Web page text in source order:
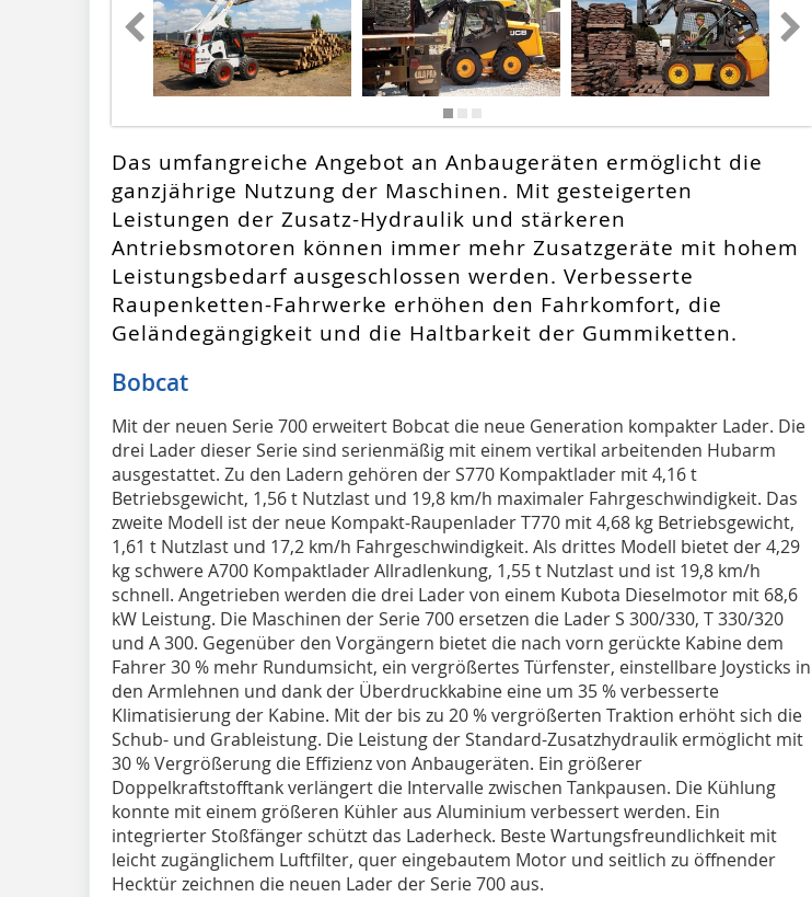
Das umfangreiche Angebot an Anbaugeräten ermöglicht die
ganzjährige Nutzung der Maschinen. Mit gesteigerten
Leistungen der Zusatz-Hydraulik und stärkeren
Antriebsmotoren können immer mehr Zusatzgeräte mit hohem
Leistungsbedarf ausgeschlossen werden. Verbesserte
Raupenketten-Fahrwerke erhöhen den Fahrkomfort, die
Geländegängigkeit und die Haltbarkeit der Gummiketten.
Bobcat
Mit der neuen Serie 700 erweitert Bobcat die neue Generation kompakter Lader. Die
drei Lader dieser Serie sind serienmäßig mit einem vertikal arbeitenden Hubarm
ausgestattet. Zu den Ladern gehören der S770 Kompaktlader mit 4,16 t
Betriebsgewicht, 1,56 t Nutzlast und 19,8 km/h maximaler Fahrgeschwindigkeit. Das
zweite Modell ist der neue Kompakt-Raupenlader T770 mit 4,68 kg Betriebsgewicht,
1,61 t Nutzlast und 17,2 km/h Fahrgeschwindigkeit. Als drittes Modell bietet der 4,29
kg schwere A700 Kompaktlader Allradlenkung, 1,55 t Nutzlast und ist 19,8 km/h
schnell. Angetrieben werden die drei Lader von einem Kubota Dieselmotor mit 68,6
kW Leistung. Die Maschinen der Serie 700 ersetzen die Lader S 300/330, T 330/320
und A 300. Gegenüber den Vorgängern bietet die nach vorn gerückte Kabine dem
Fahrer 30 % mehr Rundumsicht, ein vergrößertes Türfenster, einstellbare Joysticks in
den Armlehnen und dank der Überdruckkabine eine um 35 % verbesserte
Klimatisierung der Kabine. Mit der bis zu 20 % vergrößerten Traktion erhöht sich die
Schub- und Grableistung. Die Leistung der Standard-Zusatzhydraulik ermöglicht mit
30 % Vergrößerung die Effizienz von Anbaugeräten. Ein größerer
Doppelkraftstofftank verlängert die Intervalle zwischen Tankpausen. Die Kühlung
konnte mit einem größeren Kühler aus Aluminium verbessert werden. Ein
integrierter Stoßfänger schützt das Laderheck. Beste Wartungsfreundlichkeit mit
leicht zugänglichem Luftfilter, quer eingebautem Motor und seitlich zu öffnender
Hecktür zeichnen die neuen Lader der Serie 700 aus.